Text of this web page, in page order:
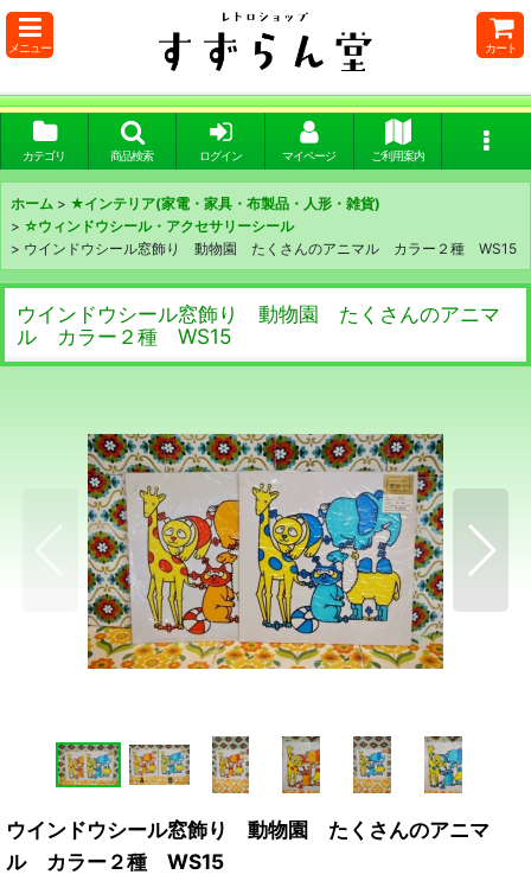
メニュー カート
カテゴリ 商品検索 ログイン マイページ ご利用案内
ホーム > ★インテリア(家電・家具・布製品・人形・雑貨)
> ☆ウィンドウシール・アクセサリーシール
> ウインドウシール窓飾り 動物園 たくさんのアニマル カラー２種 WS15
ウインドウシール窓飾り 動物園 たくさんのアニマ
ル カラー２種 WS15
ウインドウシール窓飾り 動物園 たくさんのアニマ
ル カラー２種 WS15